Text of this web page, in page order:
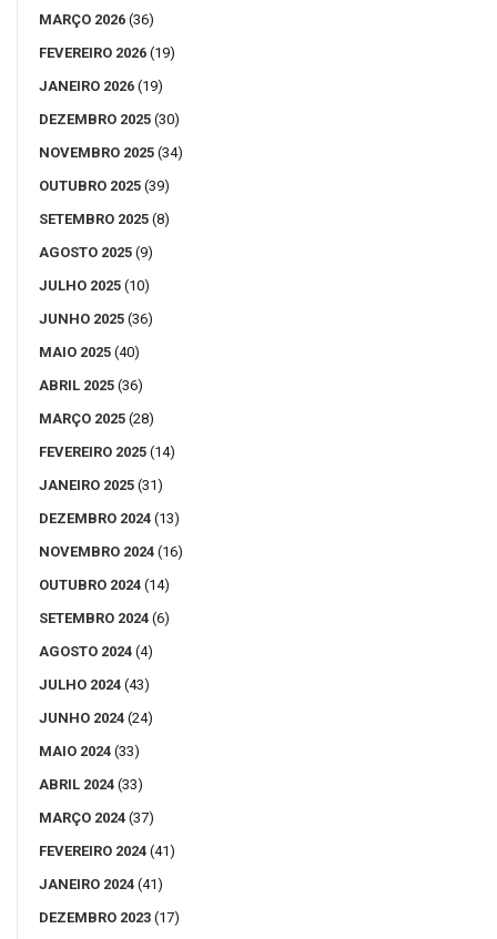
MARÇO 2026 (36)
FEVEREIRO 2026 (19)
JANEIRO 2026 (19)
DEZEMBRO 2025 (30)
NOVEMBRO 2025 (34)
OUTUBRO 2025 (39)
SETEMBRO 2025 (8)
AGOSTO 2025 (9)
JULHO 2025 (10)
JUNHO 2025 (36)
MAIO 2025 (40)
ABRIL 2025 (36)
MARÇO 2025 (28)
FEVEREIRO 2025 (14)
JANEIRO 2025 (31)
DEZEMBRO 2024 (13)
NOVEMBRO 2024 (16)
OUTUBRO 2024 (14)
SETEMBRO 2024 (6)
AGOSTO 2024 (4)
JULHO 2024 (43)
JUNHO 2024 (24)
MAIO 2024 (33)
ABRIL 2024 (33)
MARÇO 2024 (37)
FEVEREIRO 2024 (41)
JANEIRO 2024 (41)
DEZEMBRO 2023 (17)